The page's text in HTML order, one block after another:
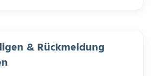
& Rückmeldung